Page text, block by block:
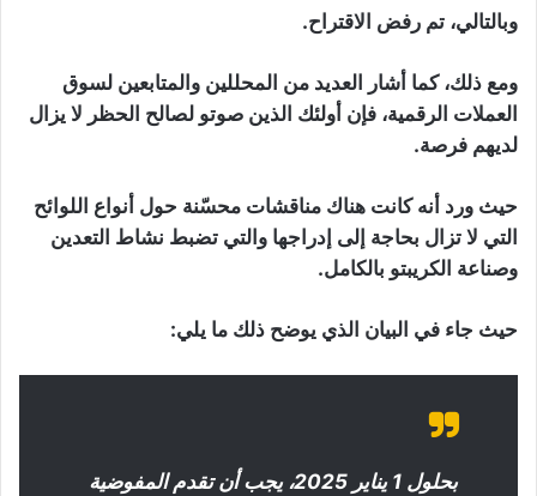
وبالتالي، تم رفض الاقتراح.
ومع ذلك، كما أشار العديد من المحللين والمتابعين لسوق
العملات الرقمية، فإن أولئك الذين صوتو لصالح الحظر لا يزال
لديهم فرصة.
حيث ورد أنه كانت هناك مناقشات محسّنة حول أنواع اللوائح
التي لا تزال بحاجة إلى إدراجها والتي تضبط نشاط التعدين
وصناعة الكريبتو بالكامل.
حيث جاء في البيان الذي يوضح ذلك ما يلي:
بحلول 1 يناير 2025، يجب أن تقدم المفوضية